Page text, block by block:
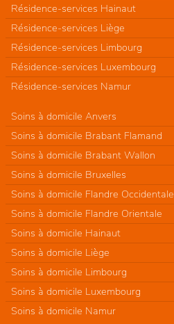
Résidence-services Hainaut
Résidence-services Liège
Résidence-services Limbourg
Résidence-services Luxembourg
Résidence-services Namur
Soins à domicile Anvers
Soins à domicile Brabant Flamand
Soins à domicile Brabant Wallon
Soins à domicile Bruxelles
Soins à domicile Flandre Occidentale
Soins à domicile Flandre Orientale
Soins à domicile Hainaut
Soins à domicile Liège
Soins à domicile Limbourg
Soins à domicile Luxembourg
Soins à domicile Namur